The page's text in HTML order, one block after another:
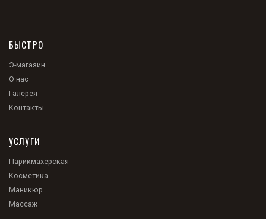
БЫСТРО
Э-магазин
О нас
Галерея
Контакты
УСЛУГИ
Парикмахерская
Косметика
Маникюр
Массаж